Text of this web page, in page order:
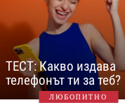
ТЕСТ: Какво издава
телефонът ти за теб?
ЛЮБОПИТНО